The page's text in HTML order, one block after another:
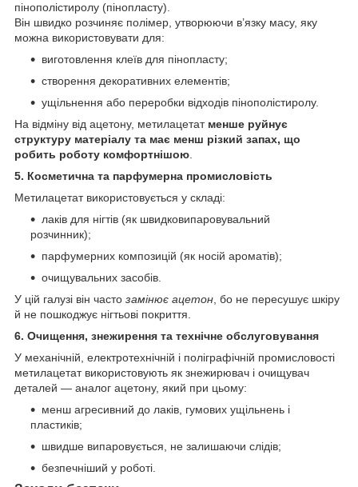
пінополістиролу (пінопласту).
Він швидко розчиняє полімер, утворюючи в’язку масу, яку
можна використовувати для:
виготовлення клеїв для пінопласту;
створення декоративних елементів;
ущільнення або переробки відходів пінополістиролу.
На відміну від ацетону, метилацетат менше руйнує
структуру матеріалу та має менш різкий запах, що
робить роботу комфортнішою
5. Косметична та парфумерна промисловість
Метилацетат використовується у складі:
лаків для нігтів (як швидковипаровувальний
розчинник);
парфумерних композицій (як носій ароматів);
очищувальних засобів.
У цій галузі він часто замінює ацетон , бо не пересушує шкіру
й не пошкоджує нігтьові покриття.
6. Очищення, знежирення та технічне обслуговування
У механічній, електротехнічній і поліграфічній промисловості
метилацетат використовують як знежирювач і очищувач
деталей — аналог ацетону, який при цьому:
менш агресивний до лаків, гумових ущільнень і
пластиків;
швидше випаровується, не залишаючи слідів;
безпечніший у роботі.